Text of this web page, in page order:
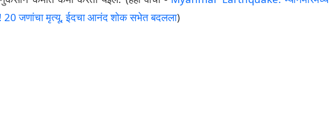
20 जणांचा मृत्यू, ईदचा आनंद शोक सभेत बदलला)